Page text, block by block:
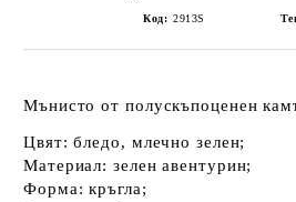
Код: 2913S
Мънисто от полускъпоценен
Цвят: бледо, млечно зелен;
Материал: зелен авентурин;
Форма: кръгла;